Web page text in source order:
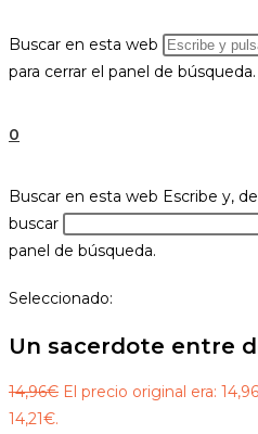
Buscar en esta web
para cerrar el panel de búsqueda.
0
Buscar en esta web Escribe y,
buscar
panel de búsqueda.
Seleccionado:
Un sacerdote entre
14,96€ El precio original era:
14,21€.